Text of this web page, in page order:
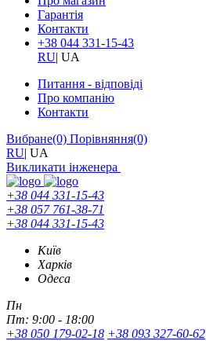
Гарантія
Контакти
+38 044 331-15-43
RU| UA
Питання - відповіді
Про компанію
Контакти
Вибране(0) Порівняння(0)
RU| UA
Викликати інженера
+38 044 331-15-43
+38 057 761-38-71
+38 044 331-15-43
Київ
Харків
Одеса
Пн
Пт: 9:00 - 18:00
+38 050 179-02-18 +38 093 327-60-62